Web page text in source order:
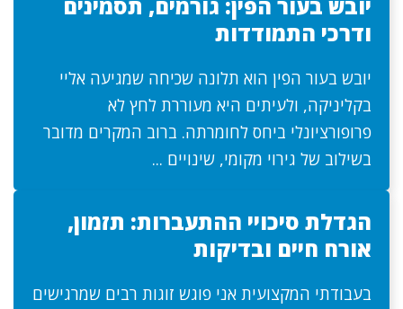
יובש בעור הפין: גורמים, תסמינים
ודרכי התמודדות
יובש בעור הפין הוא תלונה שכיחה שמגיעה אליי
בקליניקה, ולעיתים היא מעוררת לחץ לא
פרופורציונלי ביחס לחומרתה. ברוב המקרים מדובר
בשילוב של גירוי מקומי, שינויים ...
הגדלת סיכויי ההתעברות: תזמון,
אורח חיים ובדיקות
בעבודתי המקצועית אני פוגש זוגות רבים שמרגישים